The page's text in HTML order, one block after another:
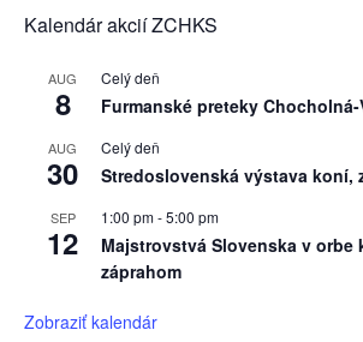
Kalendár akcií ZCHKS
AUG
8
Celý deň
Furmanské preteky
AUG
30
Celý deň
Stredoslovenská výstava koní,
SEP
12
1:00 pm-5:00 pm
Majstrovstvá Slovenska v orbe
záprahom
Zobraziť kalendár